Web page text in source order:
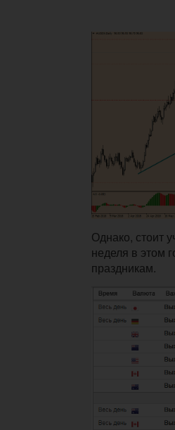
Однако, стоит
неделя в этом
праздникам.